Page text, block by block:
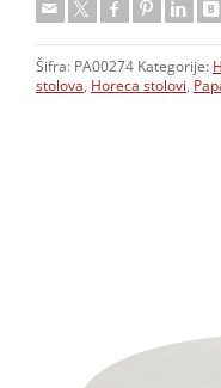
Šifra: PA00274 Kategorije:
stolova Horeca stolovi